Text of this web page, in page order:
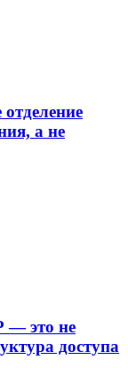
а не
— это не
доступа